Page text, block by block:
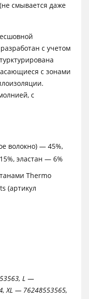
смывается даже
с учетом
с зонами
с
волокно) — 45%,
эластан — 6%
Thermo
(артикул
L —
XL — 76248553565,